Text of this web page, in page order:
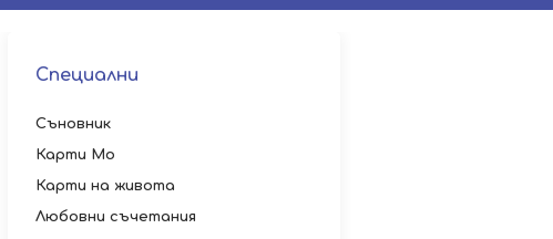
Специални
Съновник
Карти Мо
Карти на живота
Любовни съчетания